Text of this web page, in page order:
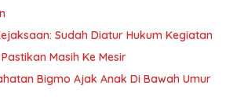
Sudah Diatur Hukum Kegiatan
Masih Ke Mesir
Bigmo Ajak Anak Di Bawah Umur